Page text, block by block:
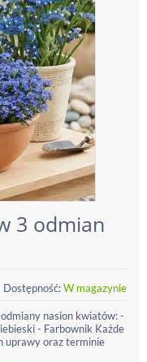
3 odmian
Dostępność:W magazynie
nasion kwiatów: -
- Farbownik Każde
uprawy oraz terminie